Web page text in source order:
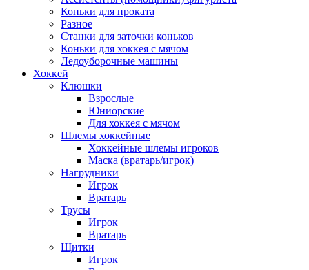
Коньки для проката
Разное
Станки для заточки коньков
Коньки для хоккея с мячом
Ледоуборочные машины
Хоккей
Клюшки
Взрослые
Юниорские
Для хоккея с мячом
Шлемы хоккейные
Хоккейные шлемы игроков
Маска (вратарь/игрок)
Нагрудники
Игрок
Вратарь
Трусы
Игрок
Вратарь
Щитки
Игрок